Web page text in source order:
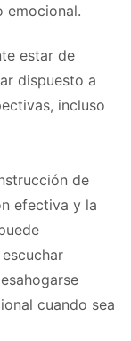
emocional.
estar de
dispuesto a
incluso
de
efectiva y la
cuando sea